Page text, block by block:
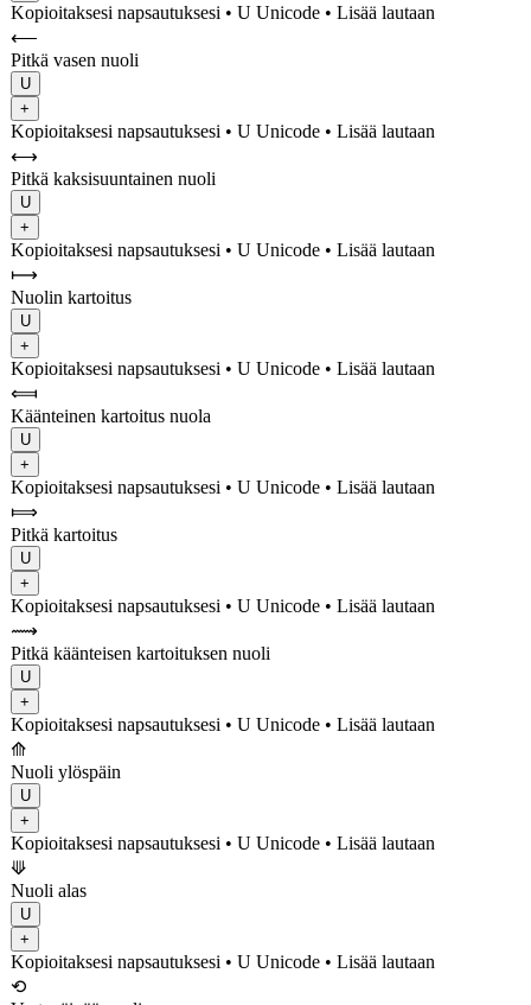
Kopioitaksesi napsautuksesi • U Unicode • Lisää lautaan
⟵
Pitkä vasen nuoli
U
+
Kopioitaksesi napsautuksesi • U Unicode • Lisää lautaan
⟷
Pitkä kaksisuuntainen nuoli
U
+
Kopioitaksesi napsautuksesi • U Unicode • Lisää lautaan
⟼
Nuolin kartoitus
U
+
Kopioitaksesi napsautuksesi • U Unicode • Lisää lautaan
⟽
Käänteinen kartoitus nuola
U
+
Kopioitaksesi napsautuksesi • U Unicode • Lisää lautaan
⟾
Pitkä kartoitus
U
+
Kopioitaksesi napsautuksesi • U Unicode • Lisää lautaan
⟿
Pitkä käänteisen kartoituksen nuoli
U
+
Kopioitaksesi napsautuksesi • U Unicode • Lisää lautaan
⟰
Nuoli ylöspäin
U
+
Kopioitaksesi napsautuksesi • U Unicode • Lisää lautaan
⟱
Nuoli alas
U
+
Kopioitaksesi napsautuksesi • U Unicode • Lisää lautaan
⟲